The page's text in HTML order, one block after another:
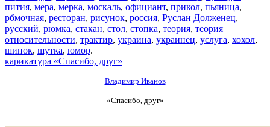
пития, мера, мерка, москаль, официант, прикол, пьяница,
рбмочная, ресторан, рисунок, россия, Руслан Долженец,
русский, рюмка, стакан, стол, стопка, теория, теория
относительности, трактир, украина, украинец, услуга, хохол,
шинок, шутка, юмор.
карикатура «Спасибо, друг»
Владимир Иванов
«Спасибо, друг»